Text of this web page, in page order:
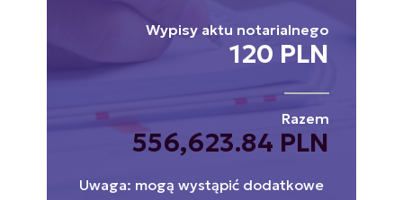
Wypisy aktu notarialnego
120 PLN
Razem
556,623.84 PLN
Uwaga: mogą wystąpić dodatkowe